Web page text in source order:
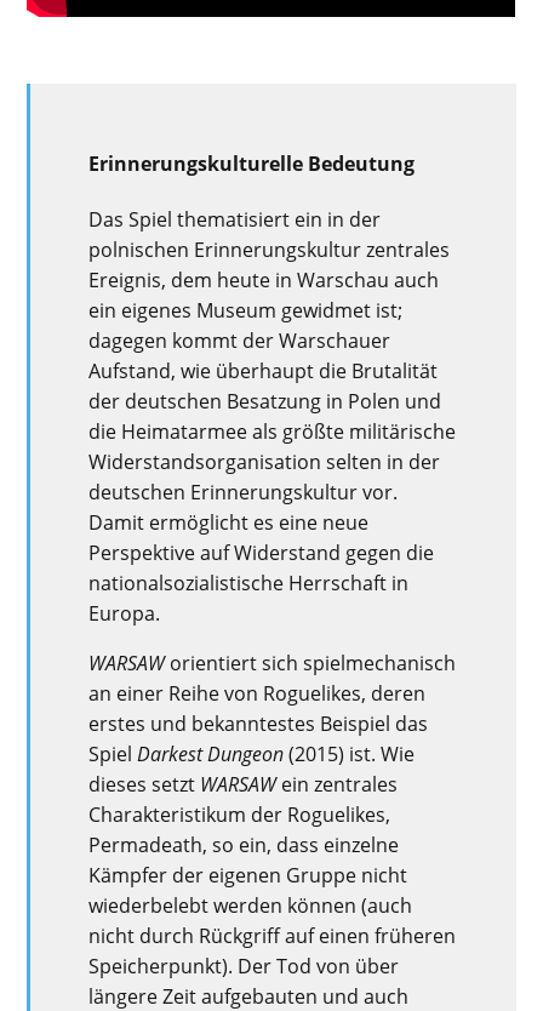
Erinnerungskulturelle Bedeutung
Das Spiel thematisiert ein in der
polnischen Erinnerungskultur zentrales
Ereignis, dem heute in Warschau auch
ein eigenes Museum gewidmet ist;
dagegen kommt der Warschauer
Aufstand, wie überhaupt die Brutalität
der deutschen Besatzung in Polen und
die Heimatarmee als größte militärische
Widerstandsorganisation selten in der
deutschen Erinnerungskultur vor.
Damit ermöglicht es eine neue
Perspektive auf Widerstand gegen die
nationalsozialistische Herrschaft in
Europa.
WARSAWorientiert sich spielmechanisch
an einer Reihe von Roguelikes, deren
erstes und bekanntestes Beispiel das
SpielDarkest Dungeon(2015) ist. Wie
dieses setzt WARSAWein zentrales
Charakteristikum der Roguelikes,
Permadeath, so ein, dass einzelne
Kämpfer der eigenen Gruppe nicht
wiederbelebt werden können (auch
nicht durch Rückgriff auf einen früheren
Speicherpunkt). Der Tod von über
längere Zeit aufgebauten und auch